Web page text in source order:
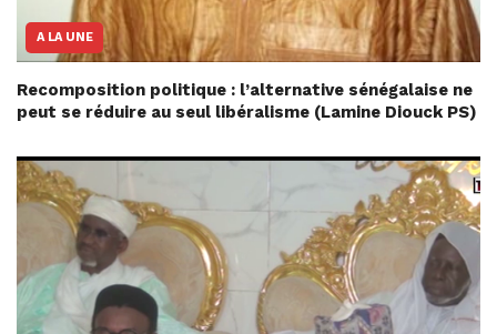
A LA UNE
Recomposition politique : l’alternative sénégalaise ne
peut se réduire au seul libéralisme (Lamine Diouck PS)